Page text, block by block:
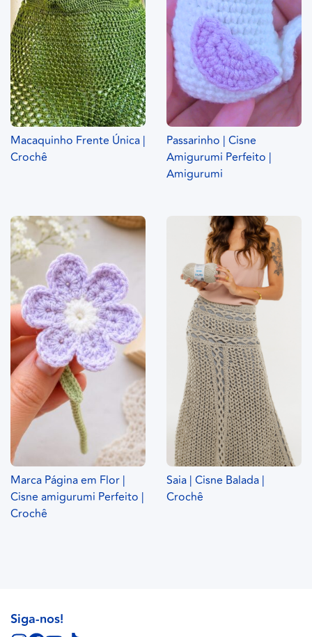
Macaquinho Frente Única |
Crochê
Passarinho | Cisne
Amigurumi Perfeito |
Amigurumi
Marca Página em Flor |
Cisne amigurumi Perfeito |
Crochê
Saia | Cisne Balada |
Crochê
Siga-nos!